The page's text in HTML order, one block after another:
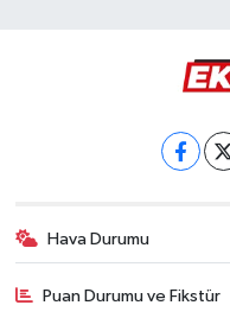
Hava Durumu
Puan Durumu ve Fikstür